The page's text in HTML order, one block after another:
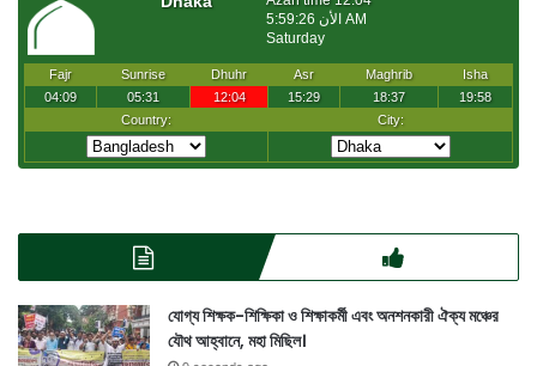
যোগ্য শিক্ষক-শিক্ষিকা ও শিক্ষাকর্মী এবং অনশনকারী ঐক্য মঞ্চের
যৌথ আহ্বানে, মহা মিছিল।